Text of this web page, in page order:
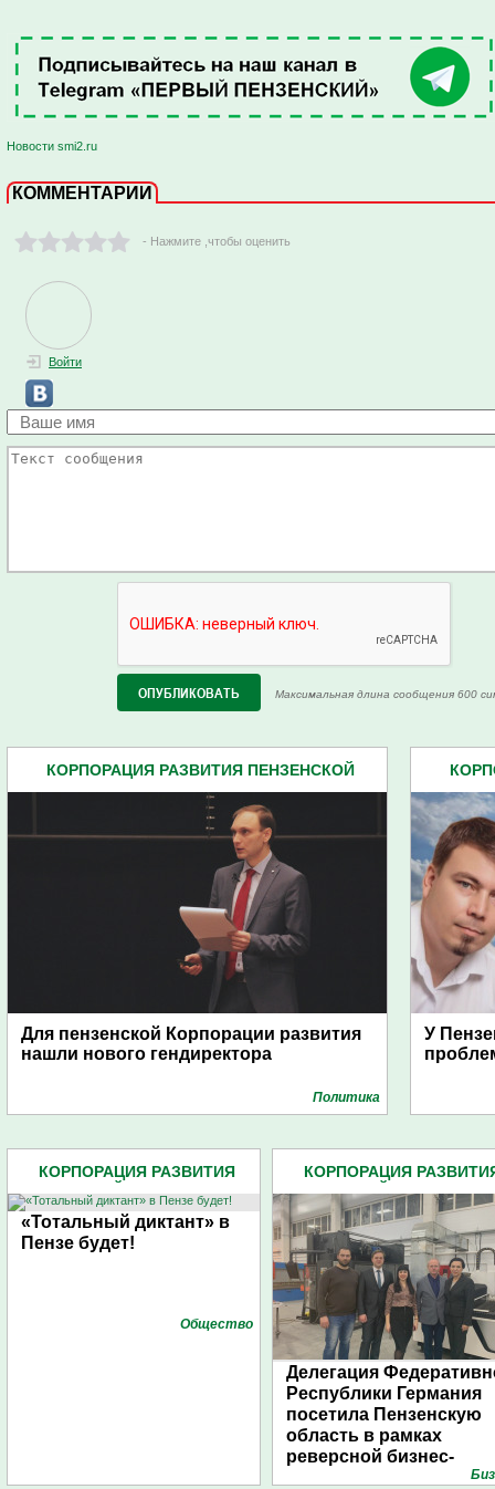
Новости smi2.ru
КОММЕНТАРИИ
- Нажмите ,чтобы оценить
Войти
Максимальная длина сообщения 600
КОРПОРАЦИЯ РАЗВИТИЯ ПЕНЗЕНСКОЙ
Для пензенской Корпорации развития
нашли нового гендиректора
Политика
У
КОРПОРАЦИЯ РАЗВИТИЯ
«Тотальный диктант» в
Пензе будет!
Общество
КОРПОРАЦИЯ
Делегация
Республики Германия
посетила Пензенскую
область в рамках
реверсной бизнес-